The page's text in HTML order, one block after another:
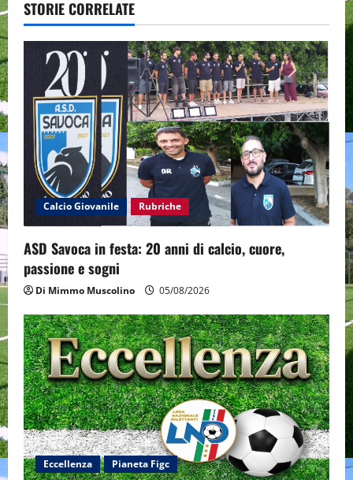
v
g
a
i
o
n
STORIE CORRELATE
Calcio Giovanile Rubriche
ASD Savoca in festa: 20 anni di calcio, cuore,
passione e sogni
Di Mimmo Muscolino 05/08/2026
Eccellenza Pianeta Figc